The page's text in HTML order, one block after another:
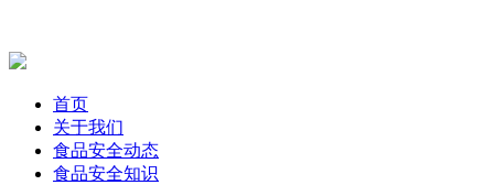
首页
关于我们
食品安全动态
食品安全知识